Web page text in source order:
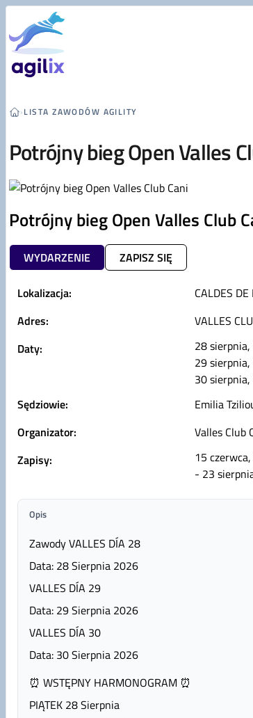
Przejdź do treści
›LISTA ZAWODÓW AGILITY
Potrójny bieg Open Valles
Potrójny bieg Open Valles Club
WYDARZENIE ZAPISZ SIĘ
Lokalizacja:
CALDES
Adres:
VALLES
Daty:
28
29
30
Sędziowie:
Emilia
Organizator:
Valles Club
Zapisy:
15
- 23
Opis
Zawody VALLES DÍA 28
Data: 28 Sierpnia 2026
VALLES DÍA 29
Data: 29 Sierpnia 2026
VALLES DÍA 30
Data: 30 Sierpnia 2026
⏰️ WSTĘPNY HARMONOGRAM ⏰️
PIĄTEK 28 Sierpnia